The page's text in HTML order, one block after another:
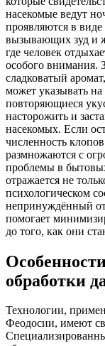
насекомые ведут
проявляются в
вызывающих зуд и
где человек
особого внимания.
сладковатый
может указывать
повторяющиеся
насторожить и
насекомых. Если
численность
размножаются с
проблемы в
отражается не
психологическом
непринуждённый
помогает
до того, как они
обработки
Технологии,
Феодосии, имеют